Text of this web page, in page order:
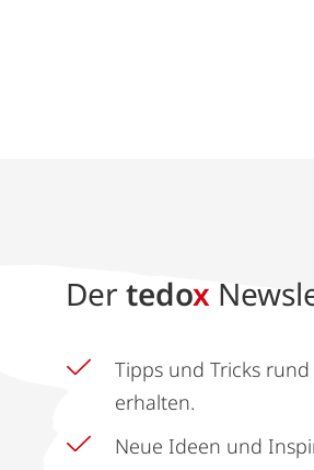
Der tedox
Tipps und Tricks
erhalten.
Neue Ideen und